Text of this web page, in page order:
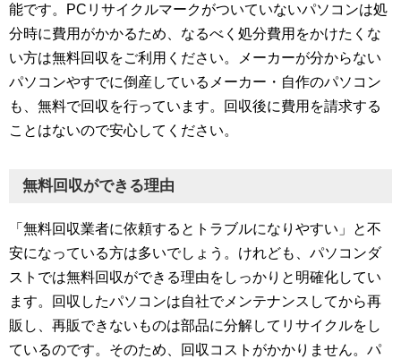
能です。PCリサイクルマークがついていないパソコンは処
分時に費用がかかるため、なるべく処分費用をかけたくな
い方は無料回収をご利用ください。メーカーが分からない
パソコンやすでに倒産しているメーカー・自作のパソコン
も、無料で回収を行っています。回収後に費用を請求する
ことはないので安心してください。
無料回収ができる理由
「無料回収業者に依頼するとトラブルになりやすい」と不
安になっている方は多いでしょう。けれども、パソコンダ
ストでは無料回収ができる理由をしっかりと明確化してい
ます。回収したパソコンは自社でメンテナンスしてから再
販し、再販できないものは部品に分解してリサイクルをし
ているのです。そのため、回収コストがかかりません。パ